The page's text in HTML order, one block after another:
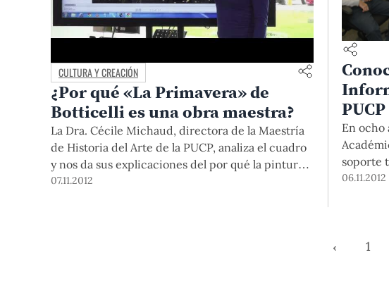
CULTURA Y CREACIÓN
¿Por qué «La Primavera» de
Botticelli es una obra maestra?
La Dra. Cécile Michaud, directora de la Maestría
de Historia del Arte de la PUCP, analiza el cuadro
y nos da sus explicaciones del por qué la pintura
del artista renacentista italiano es una obra
07.11.2012
PUCP
En ocho
soporte
de la
06.11.2012
‹ 1